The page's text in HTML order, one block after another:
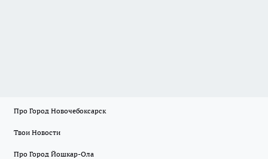
Про Город Новочебоксарск
Твои Новости
Про Город Йошкар-Ола